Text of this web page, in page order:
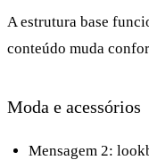
A estrutura base
conteúdo muda
Moda e acessórios
Mensagem 2: